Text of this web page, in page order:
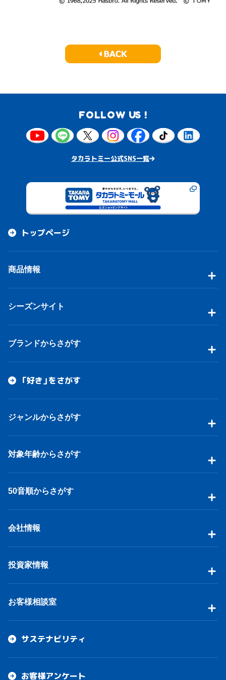
FOLLOW US !
タカラトミー公式SNS一覧
トップページ
商品情報
シーズンサイト
ブランドからさがす
「好き」をさがす
ジャンルからさがす
対象年齢からさがす
50音順からさがす
会社情報
投資家情報
お客様相談室
サステナビリティ
お客様アンケート